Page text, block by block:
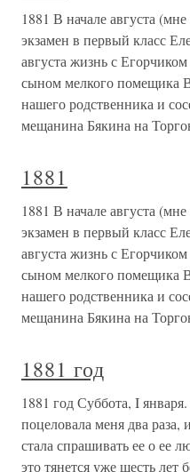
1881 В начале августа
экзамен в первый класс
августа жизнь с
сыном мелкого помещика
нашего родственника и
мещанина Бякина на
1881
1881 В начале августа
экзамен в первый класс
августа жизнь с
сыном мелкого помещика
нашего родственника и
мещанина Бякина на
1881 год
1881 год Суббота, I
поцеловала меня два
стала спрашивать ее о ее
это тянется уже шесть лет